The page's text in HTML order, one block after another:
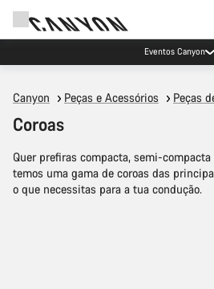
Eventos Canyon
Canyon Peças e Acessórios Peças
Coroas
Quer prefiras compacta, semi-
temos uma gama de coroas das
o que necessitas para a tua condução.